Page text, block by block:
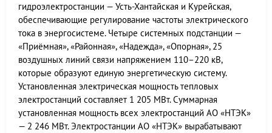
гидроэлектростанции — Усть-Хантайская и Курейская,
обеспечивающие регулирование частоты электрического
тока в энергосистеме. Четыре системных подстанции —
«Приёмная», «Районная», «Надежда», «Опорная», 25
воздушных линий связи напряжением 110–220 кВ,
которые образуют единую энергетическую систему.
Установленная электрическая мощность тепловых
электростанций составляет 1 205 МВт. Суммарная
установленная мощность всех электростанций АО «НТЭК»
— 2 246 МВт. Электростанции АО «НТЭК» вырабатывают